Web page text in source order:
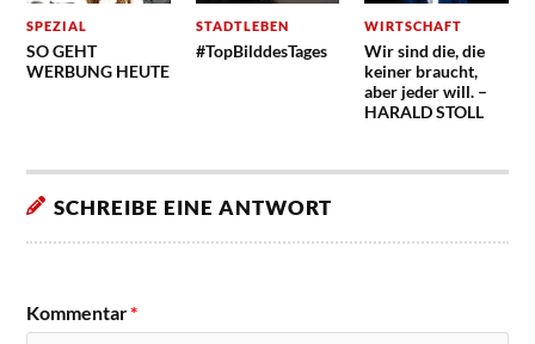
SPEZIAL
SO GEHT
WERBUNG HEUTE
STADTLEBEN
#TopBilddesTages
WIRTSCHAFT
Wir sind die, die
keiner braucht,
aber jeder will. –
HARALD STOLL
SCHREIBE EINE ANTWORT
Kommentar*